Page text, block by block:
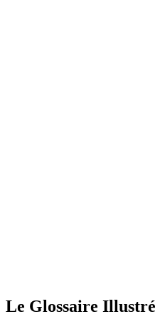
Le Glossaire Illustré